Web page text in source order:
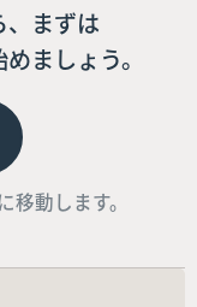
、まずは
ましょう。
動します。